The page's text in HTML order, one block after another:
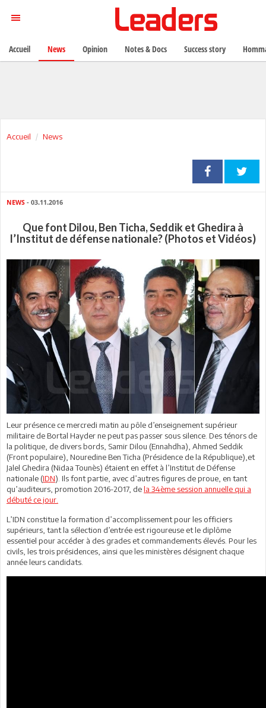
Accueil News
NEWS - 03.11.2016
Que font Dilou, Ben Ticha, Seddik et Ghedira à
l’Institut de défense nationale? (Photos et Vidéos)
Leur présence ce mercredi matin au pôle d’enseignement supérieur
militaire de Bortal Hayder ne peut pas passer sous silence. Des ténors de
la politique, de divers bords, Samir Dilou (Ennahdha), Ahmed Seddik
(Front populaire), Nouredine Ben Ticha (Présidence de la République),et
Jalel Ghedira (Nidaa Tounès) étaient en effet à l’Institut de Défense
nationale (IDN). Ils font partie, avec d’autres figures de proue, en tant
qu’auditeurs, promotion 2016-2017, dela 34ème session annuelle qui a
débuté ce jour.
L’IDN constitue la formation d’accomplissement pour les officiers
supérieurs, tant la sélection d’entrée est rigoureuse et le diplôme
essentiel pour accéder à des grades et commandements élevés. Pour les
civils, les trois présidences, ainsi que les ministères désignent chaque
année leurs candidats.
Accueil News Opinion Notes & Docs Success story